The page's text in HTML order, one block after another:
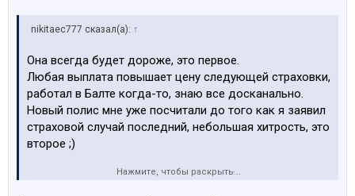
nikitaec777 сказал(а): ↑
Она всегда будет дороже, это первое.
Любая выплата повышает цену следующей страховки,
работал в Балте когда-то, знаю все досканально.
Новый полис мне уже посчитали до того как я заявил
страховой случай последний, небольшая хитрость, это
второе ;)
Стекло Saint Gobain, если надо лого бмв, то тогда
Нажмите, чтобы раскрыть...